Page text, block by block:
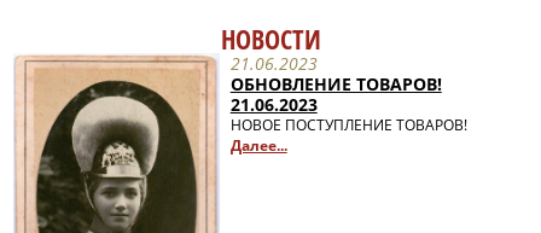
НОВОСТИ
21.06.2023
ОБНОВЛЕНИЕ ТОВАРОВ!
21.06.2023
НОВОЕ ПОСТУПЛЕНИЕ ТОВАРОВ!
Далее...